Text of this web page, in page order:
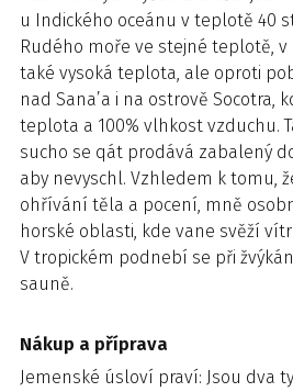
u Indického oceánu v teplotě 40
Rudého moře ve stejné teplotě,
také vysoká teplota, ale oproti
nad Sana’a i na ostrově Socotra,
teplota a 100% vlhkost vzduchu.
sucho se qát prodává zabalený
aby nevyschl. Vzhledem k tomu,
ohřívání těla a pocení, mně
horské oblasti, kde vane svěží
V tropickém podnebí se při
sauně.
Nákup a příprava
Jemenské úsloví praví: Jsou dva